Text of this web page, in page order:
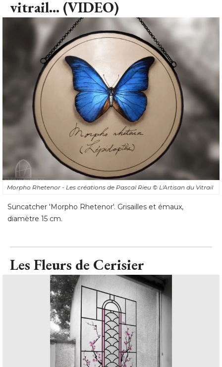
vitrail... (VIDEO)
Morpho Rhetenor - Les créations de Pascal Rieu © L'Artisan du Vitrail
Suncatcher 'Morpho Rhetenor'. Grisailles et émaux,
diamètre 15 cm.
Les Fleurs de Cerisier